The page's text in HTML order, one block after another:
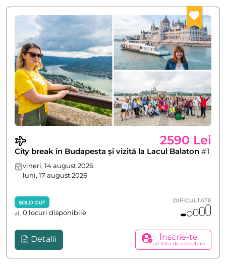
2590 Lei
City break în Budapesta și vizită la Lacul Balaton #1
vineri, 14 august 2026
luni, 17 august 2026
SOLD OUT
0 locuri disponibile
DIFICULTATE
Detalii Înscrie-te
pe lista de așteptare